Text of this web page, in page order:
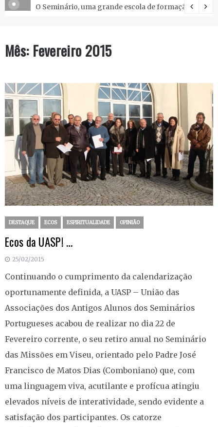
O Seminário, uma grande escola de formação.
Mês: Fevereiro 2015
DESTAQUE ECOS ESPIRITUALIDADE OPINIÃO
Ecos da UASP! …
25/02/2015
Continuando o cumprimento da calendarização
oportunamente definida, a UASP – União das
Associações dos Antigos Alunos dos Seminários
Portugueses acabou de realizar no dia 22 de
Fevereiro corrente, o seu retiro anual no Seminário
das Missões em Viseu, orientado pelo Padre José
Francisco de Matos Dias (Comboniano) que, com
uma linguagem viva, acutilante e profícua atingiu
elevados níveis de interatividade, sendo evidente a
satisfação dos participantes. Os catorze